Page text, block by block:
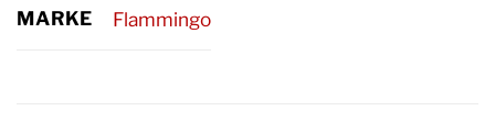
MARKE Flammingo